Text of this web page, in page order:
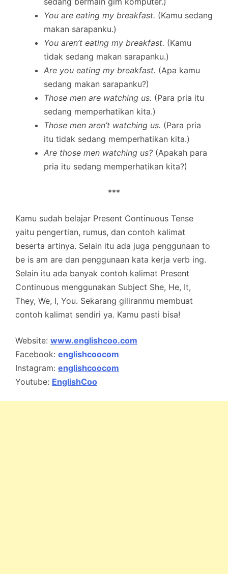
You are eating my breakfast. (Kamu sedang
makan sarapanku.)
You aren’t eating my breakfast. (Kamu
tidak sedang makan sarapanku.)
Are you eating my breakfast. (Apa kamu
sedang makan sarapanku?)
Those men are watching us. (Para pria itu
sedang memperhatikan kita.)
Those men aren’t watching us. (Para pria
itu tidak sedang memperhatikan kita.)
Are those men watching us? (Apakah para
pria itu sedang memperhatikan kita?)
***
Kamu sudah belajar Present Continuous Tense
yaitu pengertian, rumus, dan contoh kalimat
beserta artinya. Selain itu ada juga penggunaan to
be is am are dan penggunaan kata kerja verb ing.
Selain itu ada banyak contoh kalimat Present
Continuous menggunakan Subject She, He, It,
They, We, I, You. Sekarang giliranmu membuat
contoh kalimat sendiri ya. Kamu pasti bisa!
Website: www.englishcoo.com
Facebook: englishcoocom
Instagram: englishcoocom
Youtube: EnglishCoo